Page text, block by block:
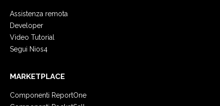
Assistenza remota
Developer
Video Tutorial
Segui Nios4
MARKETPLACE
Componenti ReportOne